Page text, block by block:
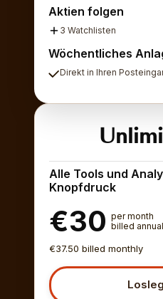
Aktien folgen
3 Watchlisten
Wöchentliches
Direkt in Ihren
Alle Tools und
Knopfdruck
€30 per month
billed
€37.50 billed monthly